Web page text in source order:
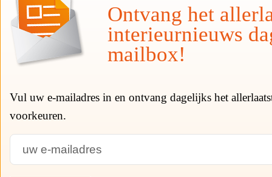
Ontvang het
interieurnieuws
mailbox!
Vul uw e-mailadres in en ontvang dagelijks het
voorkeuren.